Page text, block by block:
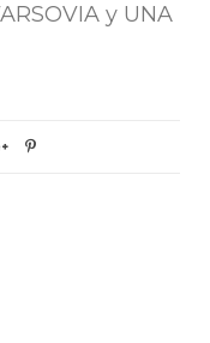
y UNA